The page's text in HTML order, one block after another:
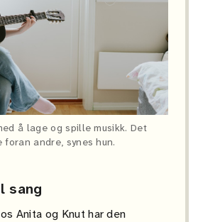
å lage og spille musikk. Det
andre, synes hun.
sang
Anita og Knut har den